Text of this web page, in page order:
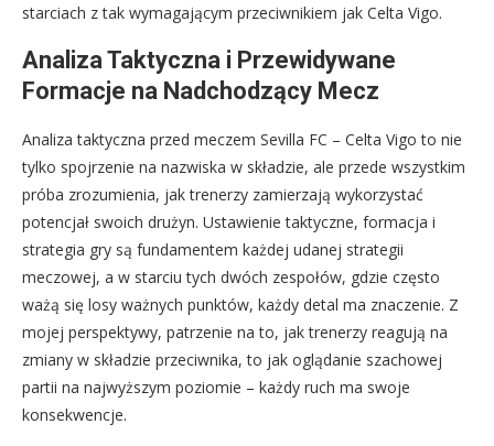
starciach z tak wymagającym przeciwnikiem jak Celta Vigo.
Analiza Taktyczna i Przewidywane
Formacje na Nadchodzący Mecz
Analiza taktyczna przed meczem Sevilla FC – Celta Vigo to nie
tylko spojrzenie na nazwiska w składzie, ale przede wszystkim
próba zrozumienia, jak trenerzy zamierzają wykorzystać
potencjał swoich drużyn. Ustawienie taktyczne, formacja i
strategia gry są fundamentem każdej udanej strategii
meczowej, a w starciu tych dwóch zespołów, gdzie często
ważą się losy ważnych punktów, każdy detal ma znaczenie. Z
mojej perspektywy, patrzenie na to, jak trenerzy reagują na
zmiany w składzie przeciwnika, to jak oglądanie szachowej
partii na najwyższym poziomie – każdy ruch ma swoje
konsekwencje.